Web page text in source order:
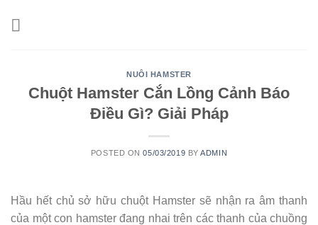
NUÔI HAMSTER
Chuột Hamster Cắn Lồng Cảnh Báo
Điều Gì? Giải Pháp
POSTED ON05/03/2019 BYADMIN
Hầu hết chủ sở hữu chuột Hamster sẽ nhận ra âm thanh
của một con hamster đang nhai trên các thanh của chuồng